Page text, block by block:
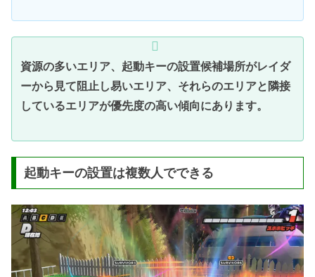
資源の多いエリア、起動キーの設置候補場所がレイダ
ーから見て阻止し易いエリア、それらのエリアと隣接
しているエリアが優先度の高い傾向にあります。
起動キーの設置は複数人でできる